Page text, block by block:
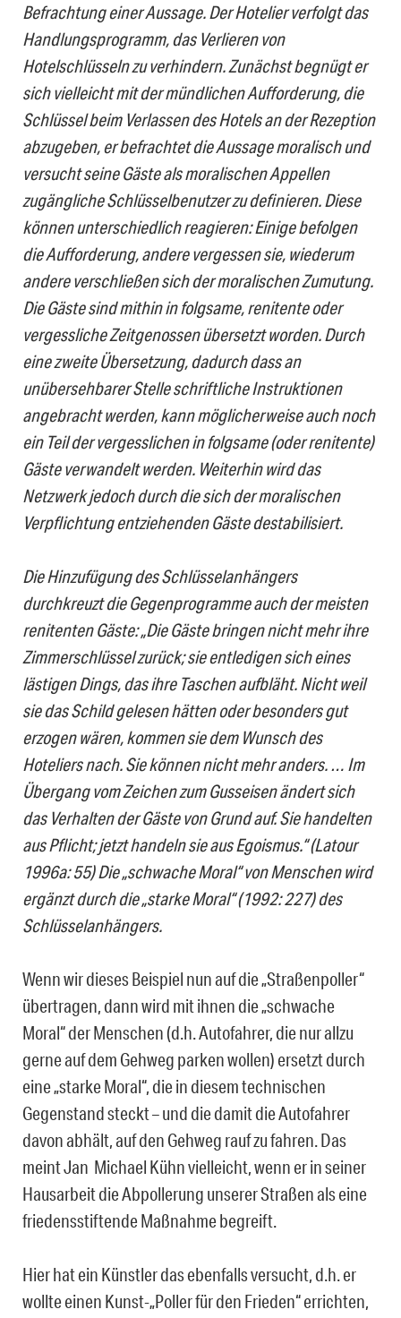
Befrachtung einer Aussage. Der Hotelier verfolgt das
Handlungsprogramm, das Verlieren von
Hotelschlüsseln zu verhindern. Zunächst begnügt er
sich vielleicht mit der mündlichen Aufforderung, die
Schlüssel beim Verlassen des Hotels an der Rezeption
abzugeben, er befrachtet die Aussage moralisch und
versucht seine Gäste als moralischen Appellen
zugängliche Schlüsselbenutzer zu definieren. Diese
können unterschiedlich reagieren: Einige befolgen
die Aufforderung, andere vergessen sie, wiederum
andere verschließen sich der moralischen Zumutung.
Die Gäste sind mithin in folgsame, renitente oder
vergessliche Zeitgenossen übersetzt worden. Durch
eine zweite Übersetzung, dadurch dass an
unübersehbarer Stelle schriftliche Instruktionen
angebracht werden, kann möglicherweise auch noch
ein Teil der vergesslichen in folgsame (oder renitente)
Gäste verwandelt werden. Weiterhin wird das
Netzwerk jedoch durch die sich der moralischen
Verpflichtung entziehenden Gäste destabilisiert.
Die Hinzufügung des Schlüsselanhängers
durchkreuzt die Gegenprogramme auch der meisten
renitenten Gäste: „Die Gäste bringen nicht mehr ihre
Zimmerschlüssel zurück; sie entledigen sich eines
lästigen Dings, das ihre Taschen aufbläht. Nicht weil
sie das Schild gelesen hätten oder besonders gut
erzogen wären, kommen sie dem Wunsch des
Hoteliers nach. Sie können nicht mehr anders. … Im
Übergang vom Zeichen zum Gusseisen ändert sich
das Verhalten der Gäste von Grund auf. Sie handelten
aus Pflicht; jetzt handeln sie aus Egoismus.“ (Latour
1996a: 55) Die „schwache Moral“ von Menschen wird
ergänzt durch die „starke Moral“ (1992: 227) des
Schlüsselanhängers.
Wenn wir dieses Beispiel nun auf die „Straßenpoller“
übertragen, dann wird mit ihnen die „schwache
Moral“ der Menschen (d.h. Autofahrer, die nur allzu
gerne auf dem Gehweg parken wollen) ersetzt durch
eine „starke Moral“, die in diesem technischen
Gegenstand steckt – und die damit die Autofahrer
davon abhält, auf den Gehweg rauf zu fahren. Das
meint Jan ­ Michael Kühn vielleicht, wenn er in seiner
Hausarbeit die Abpollerung unserer Straßen als eine
friedensstiftende Maßnahme begreift.
Hier hat ein Künstler das ebenfalls versucht, d.h. er
wollte einen Kunst-„Poller für den Frieden“ errichten,